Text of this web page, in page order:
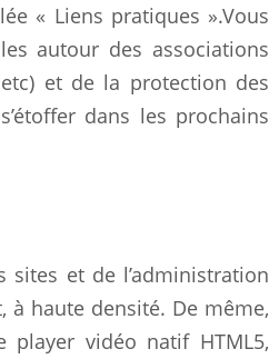
« Liens pratiques ».Vous
autour des associations
et de la protection des
dans les prochains
et de l’administration
à haute densité. De même,
player vidéo natif HTML5,